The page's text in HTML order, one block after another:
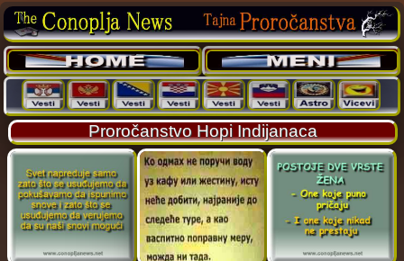
Proročanstvo Hopi Indijanaca